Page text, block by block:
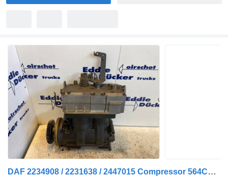
DAF 2234908 / 2231638 / 2447015 Compressor 564CC MX-11 pneimatiskais kompresors paredzēts vilcēja